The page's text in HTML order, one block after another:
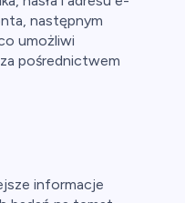
następnym
umożliwi
pośrednictwem
informacje